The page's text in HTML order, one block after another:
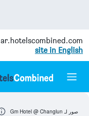
ar.hotelscombined.com
site in English
صور لـ Gm Hotel @ Changlun